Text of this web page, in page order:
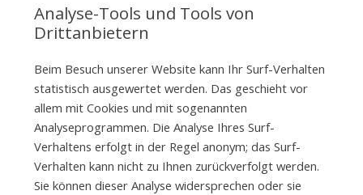
Analyse-Tools und Tools von
Drittanbietern
Beim Besuch unserer Website kann Ihr Surf-Verhalten
statistisch ausgewertet werden. Das geschieht vor
allem mit Cookies und mit sogenannten
Analyseprogrammen. Die Analyse Ihres Surf-
Verhaltens erfolgt in der Regel anonym; das Surf-
Verhalten kann nicht zu Ihnen zurückverfolgt werden.
Sie können dieser Analyse widersprechen oder sie